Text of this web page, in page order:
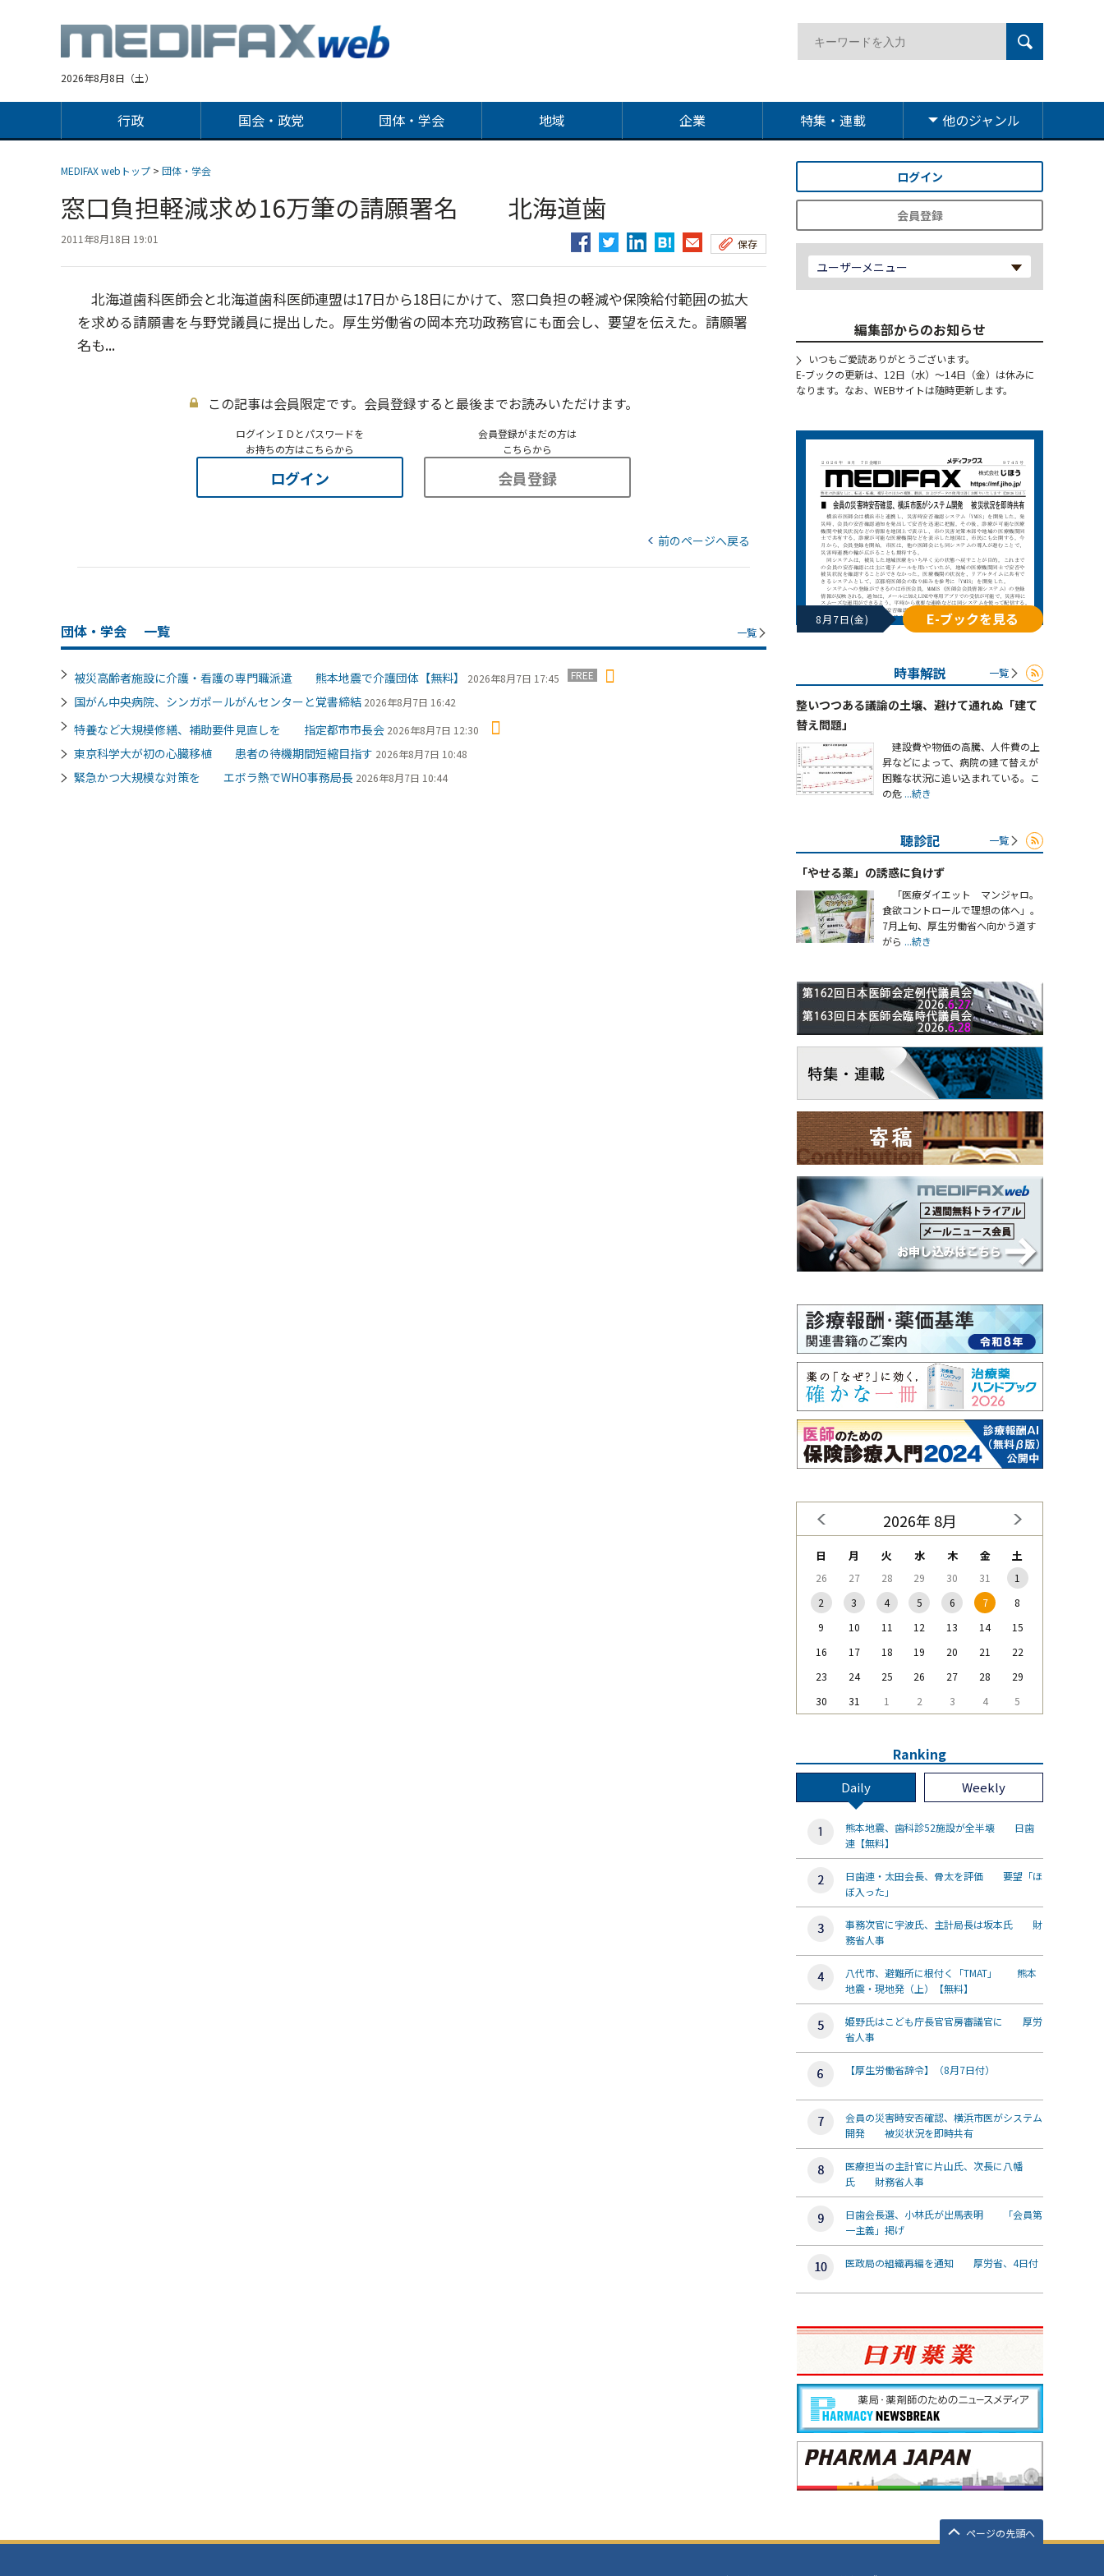
2026年8月8日（土）
行政 国会・政党 団体・学会 地域 企業 特集・連載 他のジャンル
MEDIFAX webトップ > 団体・学会
窓口負担軽減求め16万筆の請願署名 北海道歯
2011年8月18日 19:01 保存
北海道歯科医師会と北海道歯科医師連盟は17日から18日にかけて、窓口負担の軽減や保険給付範囲の拡大
を求める請願書を与野党議員に提出した。厚生労働省の岡本充功政務官にも面会し、要望を伝えた。請願署
名も...
この記事は会員限定です。会員登録すると最後までお読みいただけます。
ログインＩＤとパスワードを
お持ちの方はこちらから
ログイン
会員登録がまだの方は
こちらから
会員登録
前のページへ戻る
団体・学会 一覧 一覧
被災高齢者施設に介護・看護の専門職派遣 熊本地震で介護団体【無料】 2026年8月7日 17:45 FREE
国がん中央病院、シンガポールがんセンターと覚書締結 2026年8月7日 16:42
特養など大規模修繕、補助要件見直しを 指定都市市長会 2026年8月7日 12:30
東京科学大が初の心臓移植 患者の待機期間短縮目指す 2026年8月7日 10:48
緊急かつ大規模な対策を エボラ熱でWHO事務局長 2026年8月7日 10:44
ログイン
会員登録
ユーザーメニュー
編集部からのお知らせ
いつもご愛読ありがとうございます。
E-ブックの更新は、12日（水）～14日（金）は休みに
なります。なお、WEBサイトは随時更新します。
8月7日(金) E-ブックを見る
時事解説 一覧
整いつつある議論の土壌、避けて通れぬ「建て
替え問題」
建設費や物価の高騰、人件費の上
昇などによって、病院の建て替えが
困難な状況に追い込まれている。こ
の危 ...続き
聴診記 一覧
「やせる薬」の誘惑に負けず
「医療ダイエット マンジャロ。
食欲コントロールで理想の体へ」。
7月上旬、厚生労働省へ向かう道す
がら ...続き
2026年 8月
日 月 火 水 木 金 土
26 27 28 29 30 31
1
2
3 4 5 6 7
8
9
10 11 12 13 14
15
16
17 18 19 20 21
22
23
24 25 26 27 28
29
30
31 1 2 3 4 5
Ranking
Daily Weekly
熊本地震、歯科診52施設が全半壊 日歯
連【無料】
日歯連・太田会長、骨太を評価 要望「ほ
ぼ入った」
事務次官に宇波氏、主計局長は坂本氏 財
務省人事
八代市、避難所に根付く「TMAT」 熊本
地震・現地発（上）【無料】
姫野氏はこども庁長官官房審議官に 厚労
省人事
【厚生労働省辞令】（8月7日付）
会員の災害時安否確認、横浜市医がシステム
開発 被災状況を即時共有
医療担当の主計官に片山氏、次長に八幡
氏 財務省人事
日歯会長選、小林氏が出馬表明 「会員第
一主義」掲げ
医政局の組織再編を通知 厚労省、4日付
ページの先頭へ